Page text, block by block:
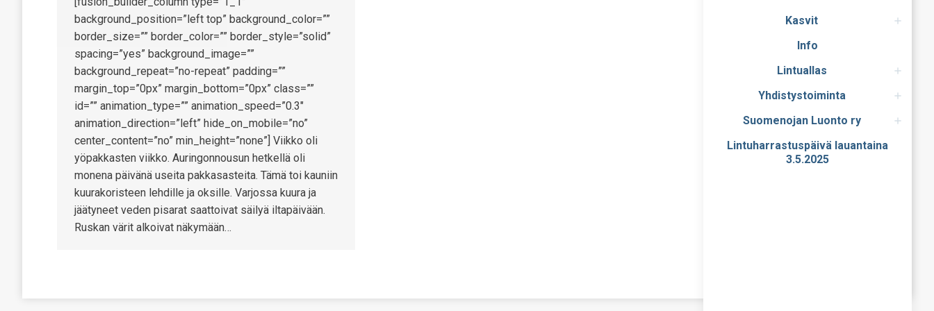
Kasvit
Info
Lintuallas
Yhdistystoiminta
Suomenojan Luonto ry
Lintuharrastuspäivä lauantaina
3.5.2025
background_position=”left top” background_color=””
border_size=”” border_color=”” border_style=”solid”
spacing=”yes” background_image=””
background_repeat=”no-repeat” padding=””
margin_top=”0px” margin_bottom=”0px” class=””
id=”” animation_type=”” animation_speed=”0.3″
animation_direction=”left” hide_on_mobile=”no”
center_content=”no” min_height=”none”] Viikko oli
yöpakkasten viikko. Auringonnousun hetkellä oli
monena päivänä useita pakkasasteita. Tämä toi kauniin
kuurakoristeen lehdille ja oksille. Varjossa kuura ja
jäätyneet veden pisarat saattoivat säilyä iltapäivään.
Ruskan värit alkoivat näkymään…